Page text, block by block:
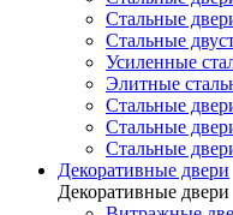
Стальные
Стальные
Усиленные
Элитные
Стальные
Стальные
Стальные
Декоративные двери
Декоративные двери